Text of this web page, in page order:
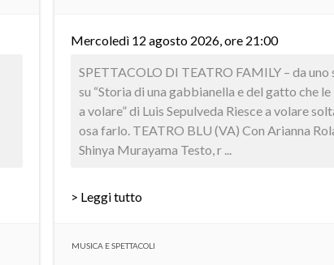
Mercoledì 12 agosto 2026, ore 21:00
SPETTACOLO DI TEATRO FAMILY – da uno
su “Storia di una gabbianella e del gatto che le
a volare” di Luis Sepulveda Riesce a volare
osa farlo. TEATRO BLU (VA) Con Arianna
Shinya Murayama Testo, r ...
> Leggi tutto
MUSICA E SPETTACOLI